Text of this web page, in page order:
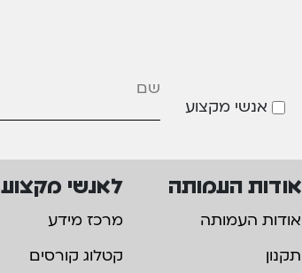
אנשי מקצוע
אודות העמותה
אודות העמותה
תקנון
לאנשי מקצוע
מרכז מידע
קטלוג קורסים